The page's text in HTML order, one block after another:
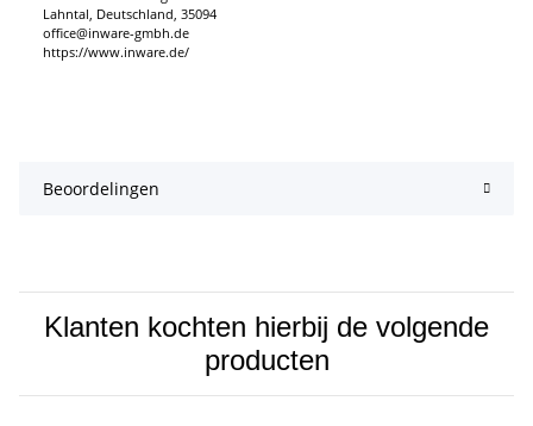
Lahntal, Deutschland, 35094
office@inware-gmbh.de
https://www.inware.de/
Beoordelingen
Klanten kochten hierbij de volgende
producten